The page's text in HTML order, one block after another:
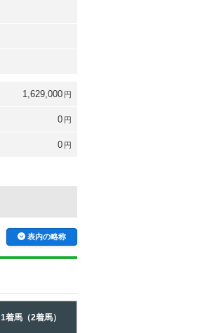
1,629,000 円
0 円
0 円
表内の略称
1着馬（2着馬）